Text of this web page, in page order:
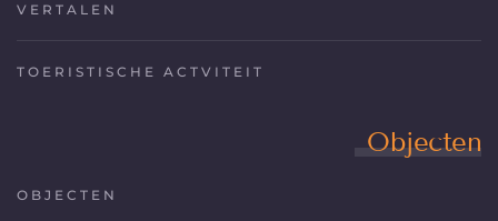
VERTALEN
TOERISTISCHE ACTVITEIT
Objecten
OBJECTEN